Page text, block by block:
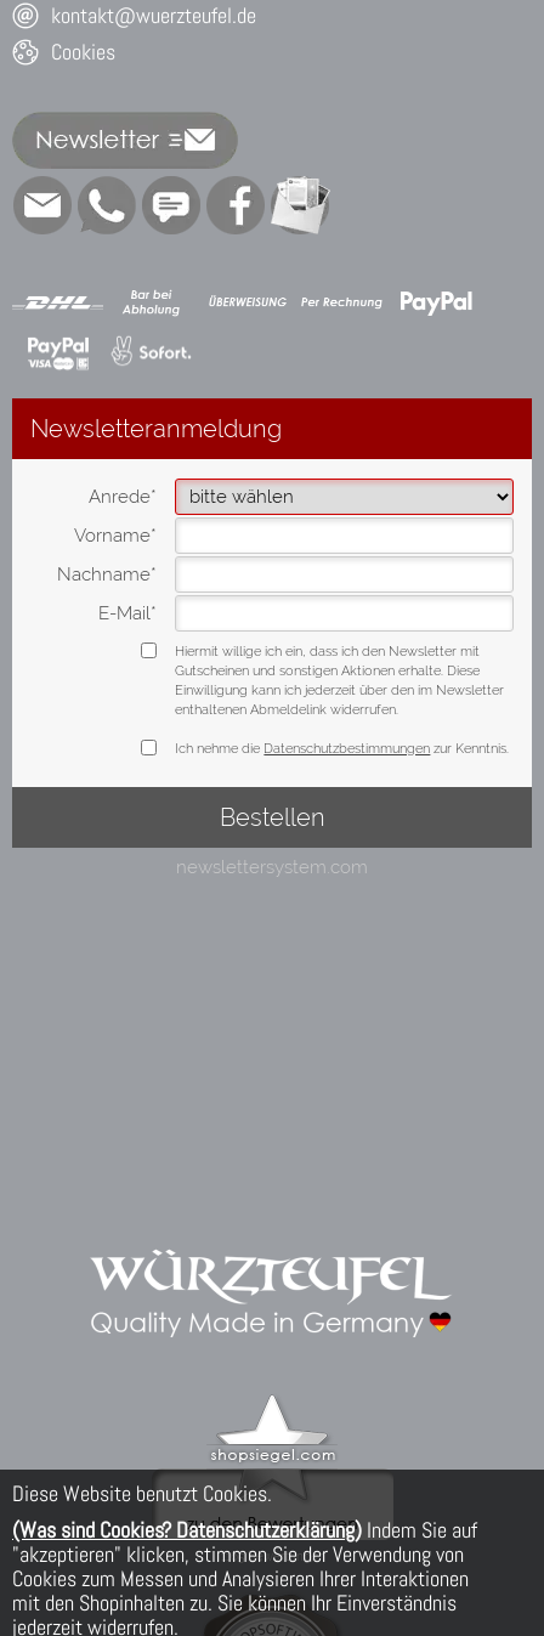
Diese Website benutzt Cookies.
(Was sind Cookies? Datenschutzerklärung) Indem Sie auf
"akzeptieren" klicken, stimmen Sie der Verwendung von
Cookies zum Messen und Analysieren Ihrer Interaktionen
mit den Shopinhalten zu. Sie können Ihr Einverständnis
jederzeit widerrufen.
kontakt@wuerzteufel.de
Cookies